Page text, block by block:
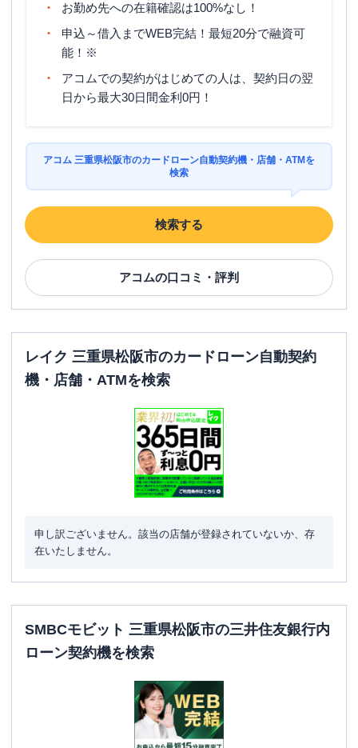
お勤め先への在籍確認は100%なし！
申込～借入までWEB完結！最短20分で融資可
能！※
アコムでの契約がはじめての人は、契約日の翌
日から最大30日間金利0円！
アコム 三重県松阪市のカードローン自動契約機・店舗・ATMを
検索
検索する
アコムの口コミ・評判
レイク 三重県松阪市のカードローン自動契約
機・店舗・ATMを検索
申し訳ございません。該当の店舗が登録されていないか、存
在いたしません。
SMBCモビット 三重県松阪市の三井住友銀行内
ローン契約機を検索